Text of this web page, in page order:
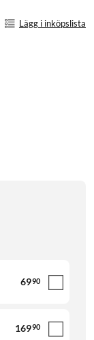
Lägg i inköpslista
6990
16990